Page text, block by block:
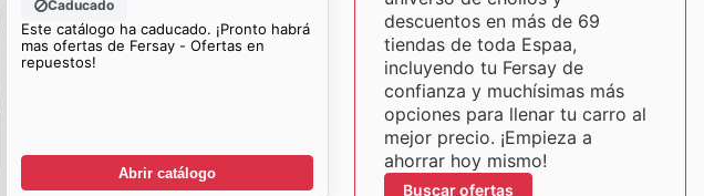
Caducado
Este catálogo ha caducado. ¡Pronto habrá
mas ofertas de Fersay - Ofertas en
repuestos!
Abrir catálogo
descuentos en más de 69
tiendas de toda Espaa,
incluyendo tu Fersay de
confianza y muchísimas más
opciones para llenar tu carro al
mejor precio. ¡Empieza a
ahorrar hoy mismo!
Buscar ofertas